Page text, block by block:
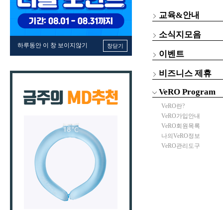
하루동안 이 창 보이지않기 창닫기
교육&안내
소식지모음
이벤트
비즈니스 제휴
VeRO Program
VeRO란?
VeRO가입안내
VeRO회원목록
나의VeRO정보
VeRO관리도구